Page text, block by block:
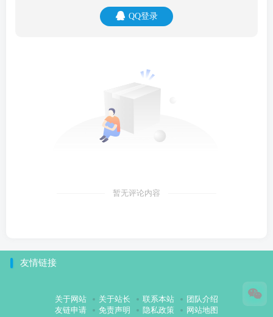
QQ登录
暂无评论内容
友情链接
关于网站 关于站长 联系本站
团队介绍
友链申请
免责声明 隐私政策 网站地图